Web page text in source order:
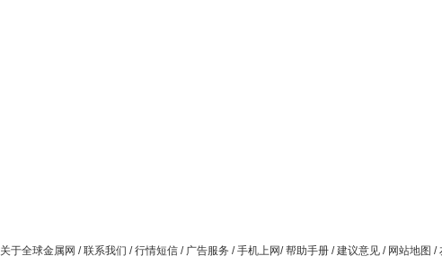
关于全球金属网 /联系我们 /行情短信/ 广告服务 /手机上网/帮助手册/建议意见/ 网站地图 /